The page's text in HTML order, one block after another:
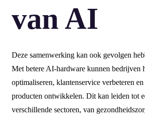
van AI
Deze samenwerking kan ook gevolgen
Met betere AI-hardware kunnen bedrijven
optimaliseren, klantenservice verbeteren
producten ontwikkelen. Dit kan leiden tot
verschillende sectoren, van